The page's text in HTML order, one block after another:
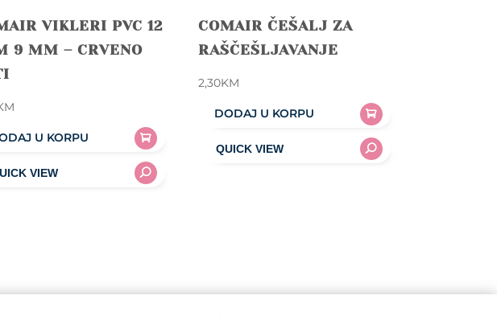
VIKLERI PVC 12
9 MM – CRVENO
U KORPU
COMAIR ČEŠALJ ZA
RAŠČEŠLJAVANJE
2,30KM
DODAJ U KORPU